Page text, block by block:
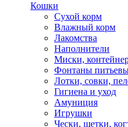
Кошки
Сухой корм
Влажный корм
Лакомства
Наполнители
Миски,
Фонтаны
Лотки, совки,
Гигиена и уход
Амуниция
Игрушки
Чески, щетки,